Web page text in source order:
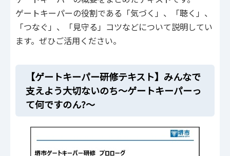
ゲートキーパーの役割である「気づく」、「聴く」、
「つなぐ」、「見守る」コツなどについて説明してい
ます。ぜひご活用ください。
【ゲートキーパー研修テキスト】みんなで
支えよう大切ないのち～ゲートキーパーっ
て何ですのん?～